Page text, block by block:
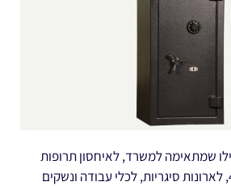
כבדה מעל 50 קילו שמתאימה למשרד, לאיחסון תרופות
וסמים לפי מפרט 40.10, לארונות סיגריות, לכלי עבודה ונשקים